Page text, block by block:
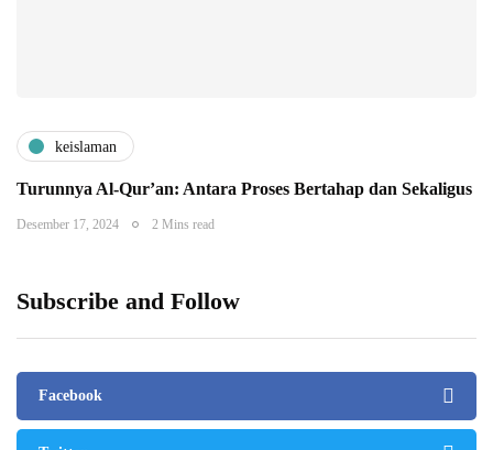
keislaman
Turunnya Al-Qur’an: Antara Proses Bertahap dan Sekaligus
Desember 17, 2024 2 Mins read
Subscribe and Follow
Facebook